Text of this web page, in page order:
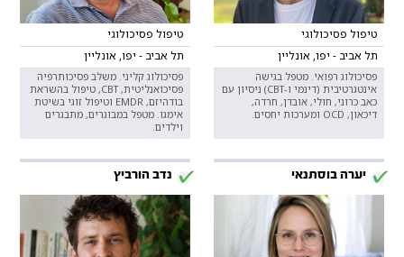
טיפול פסיכולוגי
תל אביב - יפו, אונליין
פסיכולוג רפואי. מטפל בגישה
אינטגרטיבית (דינמי ו-CBT) ניסיון עם
כאב כרוני, חולי, אובדן, חרדה,
דיכאון, OCD ומערכות יחסים.
טיפול פסיכולוגי
תל אביב - יפו, אונליין
פסיכולוג קליני. משלב פסיכותרפיה
פסיכואנליטית, CBT, טיפול בהשראת
בודהיזם, EMDR וטיפול זוגי בשיטת
אימגו. מטפל במבוגרים, מתבגרים
וילדים.
יערה בוסתנאי נדב הורביץ